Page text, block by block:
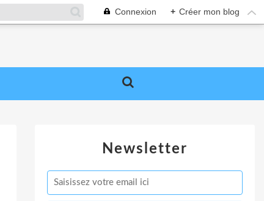
Connexion + Créer mon blog
Newsletter